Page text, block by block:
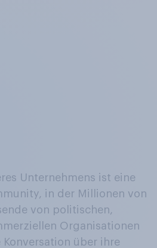
Unternehmens ist eine
in der Millionen von
von politischen,
Organisationen
über ihre